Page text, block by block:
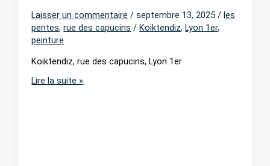
Laisser un commentaire /septembre 13, 2025/les
pentes,rue des capucins /Koiktendiz,Lyon 1er,
peinture
Koiktendiz, rue des capucins, Lyon 1er
Koiktendiz,
Lire la suite »